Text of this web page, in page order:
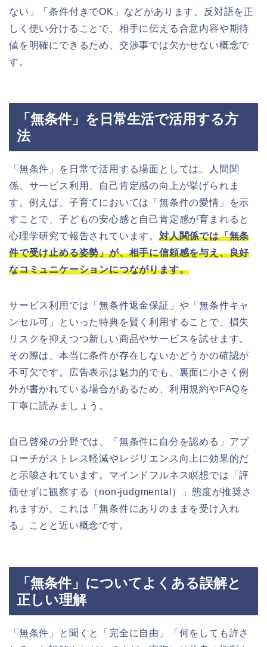
ない」「条件付きでOK」などがあります。反対語を正
しく使い分けることで、相手に伝える合意内容や期待
値を明確にできるため、交渉事では欠かせない概念で
す。
「無条件」を日常生活で活用する方
法
「無条件」を日常で活用する場面としては、人間関
係、サービス利用、自己肯定感の向上が挙げられま
す。例えば、子育てにおいては「無条件の愛情」を示
すことで、子どもの安心感と自己肯定感が育まれると
心理学研究で報告されています。 対人関係では「無条
件で受け止める姿勢」が、相手に信頼感を与え、良好
なコミュニケーションにつながります。
サービス利用では「無条件返金保証」や「無条件キャ
ンセル可」といった特典を賢く利用することで、損失
リスクを抑えつつ新しい商品やサービスを試せます。
その際は、本当に条件が存在しないかどうかの確認が
不可欠です。広告表示は魅力的でも、裏面に小さく例
外が書かれている場合があるため、利用規約やFAQを
丁寧に読みましょう。
自己啓発の分野では、「無条件に自分を認める」アプ
ローチがストレス軽減やレジリエンス向上に効果的だ
と示唆されています。マインドフルネス瞑想では「評
価せずに観察する（non-judgmental）」態度が推奨さ
れますが、これは「無条件にありのままを受け入れ
る」ことと近い概念です。
「無条件」についてよくある誤解と
正しい理解
「無条件」と聞くと「完全に自由」「何をしても許さ